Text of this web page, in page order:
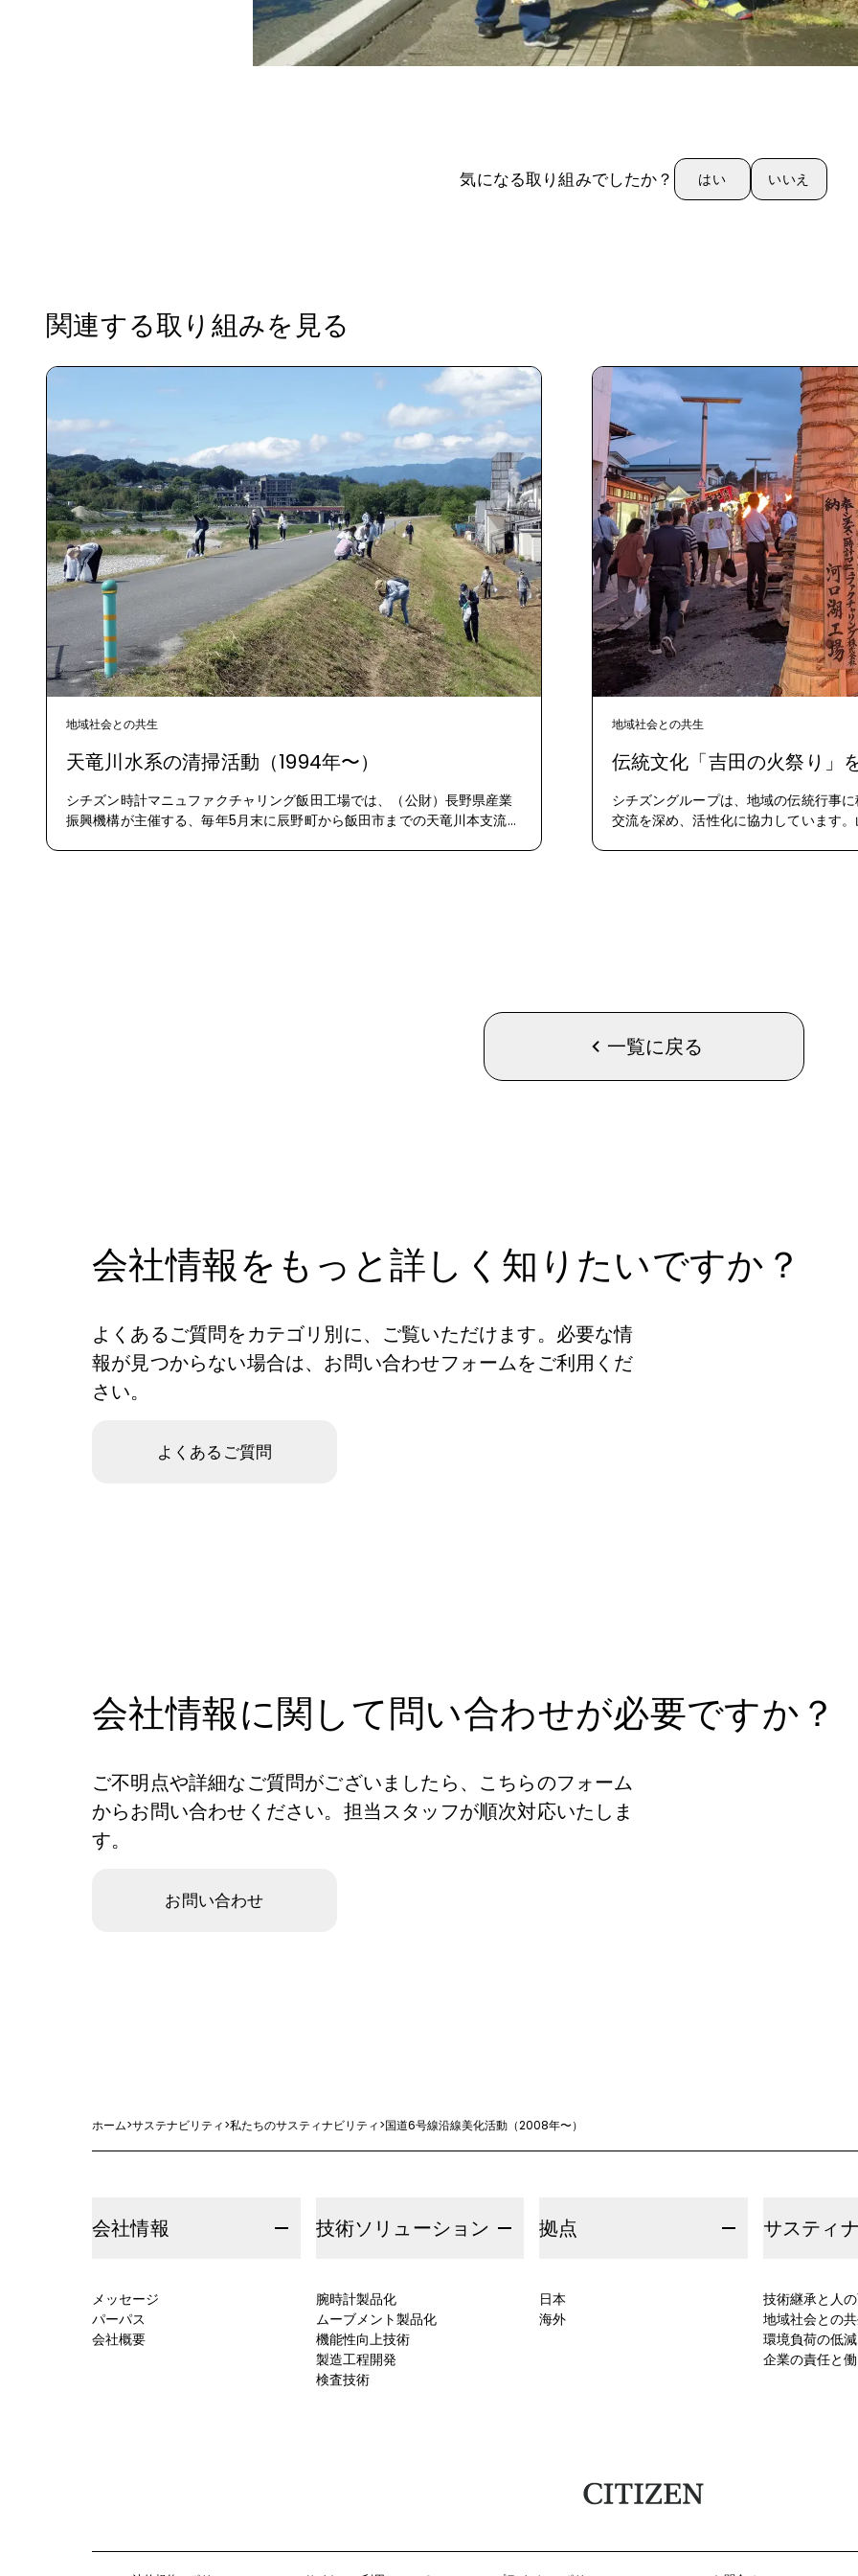
気になる取り組みでしたか？ はい いいえ
関連する取り組みを見る
地域社会との共生
天竜川水系の清掃活動（1994年〜）
シチズン時計マニュファクチャリング飯田工場では、（公財）長野県産業
振興機構が主催する、毎年5月末に辰野町から飯田市までの天竜川本支流で
地域社会との共生
伝統文化「吉田の火祭り」
シチズングループは、地域の伝統行事
交流を深め、活性化に協力しています
一覧に戻る
会社情報をもっと詳しく知りたいですか？
よくあるご質問をカテゴリ別に、ご覧いただけます。必要な情
報が見つからない場合は、お問い合わせフォームをご利用くだ
さい。
よくあるご質問
会社情報に関して問い合わせが必要ですか？
ご不明点や詳細なご質問がございましたら、こちらのフォーム
からお問い合わせください。担当スタッフが順次対応いたしま
す。
お問い合わせ
ホーム>サステナビリティ>私たちのサスティナビリティ>国道6号線沿線美化活動（2008年〜）
会社情報
メッセージ
パーパス
会社概要
技術ソリューション
腕時計製品化
ムーブメント製品化
機能性向上技術
製造工程開発
検査技術
拠点
日本
海外
サスティ
技術継承と人
地域社会との
環境負荷の低減
企業の責任と